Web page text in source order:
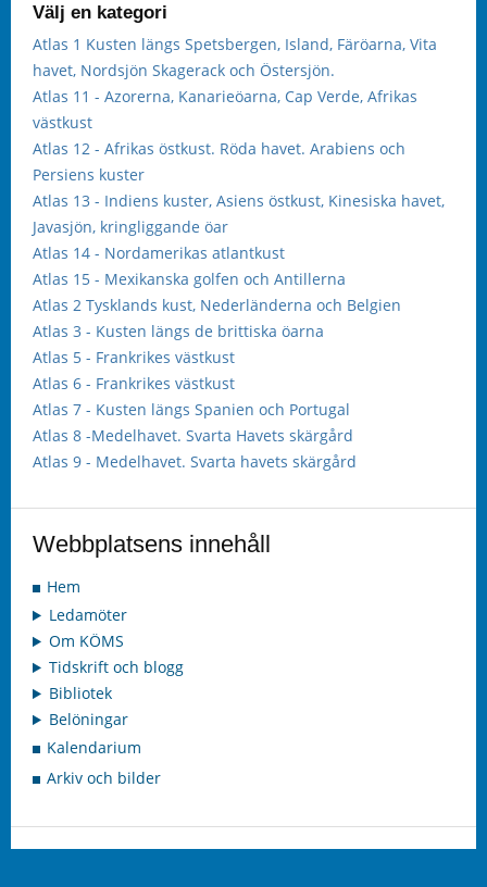
Välj en kategori
Atlas 1 Kusten längs Spetsbergen, Island, Färöarna, Vita
havet, Nordsjön Skagerack och Östersjön.
Atlas 11 - Azorerna, Kanarieöarna, Cap Verde, Afrikas
västkust
Atlas 12 - Afrikas östkust. Röda havet. Arabiens och
Persiens kuster
Atlas 13 - Indiens kuster, Asiens östkust, Kinesiska havet,
Javasjön, kringliggande öar
Atlas 14 - Nordamerikas atlantkust
Atlas 15 - Mexikanska golfen och Antillerna
Atlas 2 Tysklands kust, Nederländerna och Belgien
Atlas 3 - Kusten längs de brittiska öarna
Atlas 5 - Frankrikes västkust
Atlas 6 - Frankrikes västkust
Atlas 7 - Kusten längs Spanien och Portugal
Atlas 8 -Medelhavet. Svarta Havets skärgård
Atlas 9 - Medelhavet. Svarta havets skärgård
Webbplatsens innehåll
Hem
Ledamöter
Om KÖMS
Tidskrift och blogg
Bibliotek
Belöningar
Kalendarium
Arkiv och bilder